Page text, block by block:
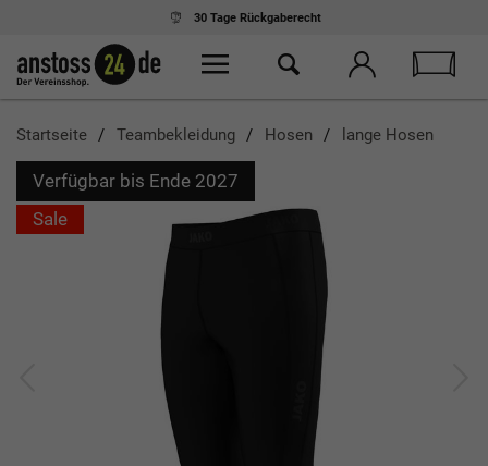
30 Tage Rückgaberecht
Startseite Teambekleidung Hosen lange Hosen
Verfügbar bis Ende 2027
Sale